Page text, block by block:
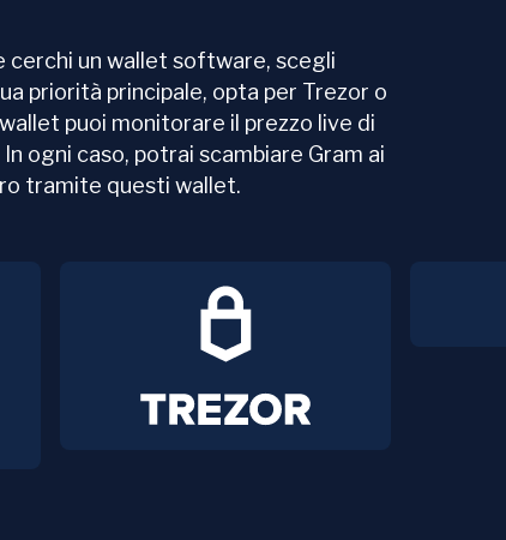
cerchi un wallet software, scegli
priorità principale, opta per Trezor o
puoi monitorare il prezzo live di
ogni caso, potrai scambiare Gram ai
tramite questi wallet.